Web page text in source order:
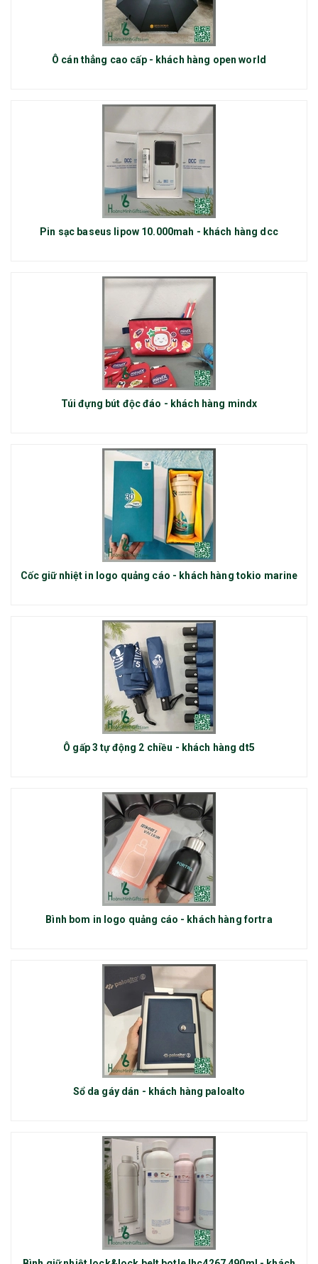
Ô cán thẳng cao cấp - khách hàng open world
Pin sạc baseus lipow 10.000mah - khách hàng dcc
Túi đựng bút độc đáo - khách hàng mindx
Cốc giữ nhiệt in logo quảng cáo - khách hàng tokio marine
Ô gấp 3 tự động 2 chiều - khách hàng dt5
Bình bom in logo quảng cáo - khách hàng fortra
Sổ da gáy dán - khách hàng paloalto